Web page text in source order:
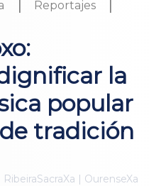
Reportajes
la
popular
tradición
RibeiraSacraXa | OurenseXa